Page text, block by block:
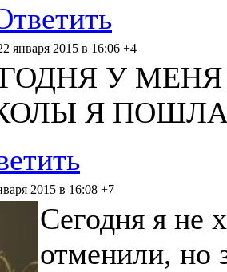
января 2015 в 16:06 +4
У
Я
2015 в 16:08 +7
Сегодня я не
отменили, но